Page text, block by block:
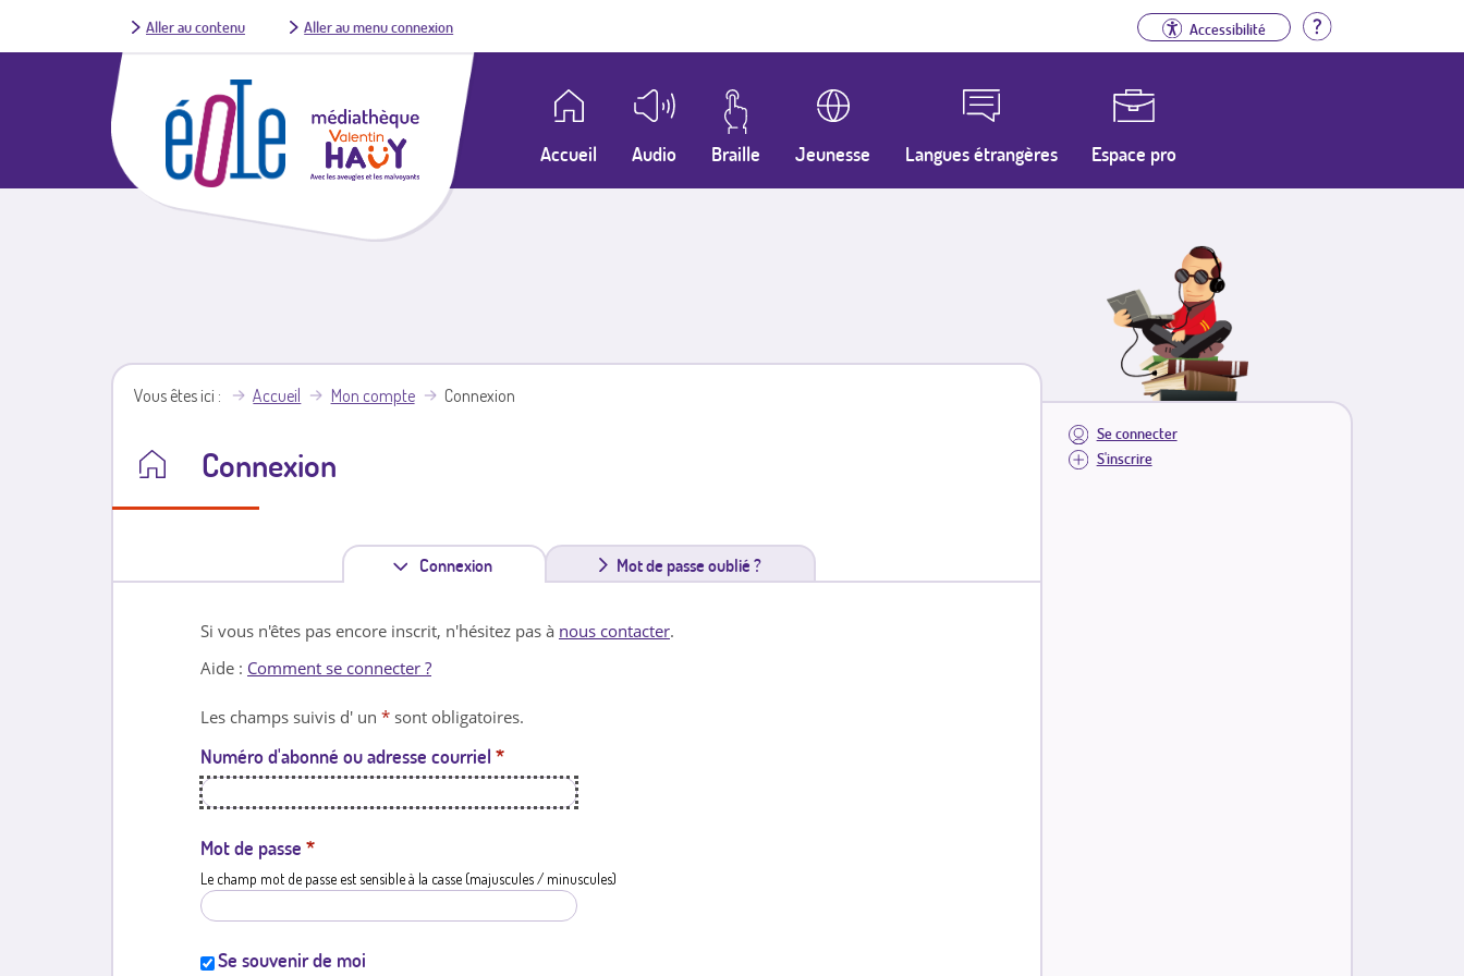
Aller au contenu Aller au menu connexion Accessibilité Aide
Accueil Audio Braille Jeunesse Langues étrangères Espace pro
Se connecter
S'inscrire
Vous êtes ici Accueil Mon compte Connexion
Connexion
Connexion
n
l
e
Mot de passe oublié ?
Si vous n'êtes pas encore inscrit, n'hésitez pas à nous contacter.
Aide : Comment se connecter ?
Les champs suivis d' un * sont obligatoires.
Numéro d'abonné ou adresse courriel *
Mot de passe *
Le champ mot de passe est sensible à la casse (majuscules / minuscules)
Se souvenir de moi